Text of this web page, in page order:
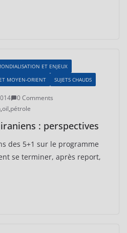
ET ENJEUX
MOYEN-ORIENT SUJETS CHAUDS
0 Comments
,oil,pétrole
: perspectives
des 5+1 sur le programme
se terminer, après report,